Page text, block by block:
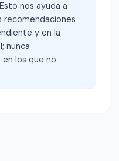
nos ayuda a
recomendaciones
y en la
nunca
los que no